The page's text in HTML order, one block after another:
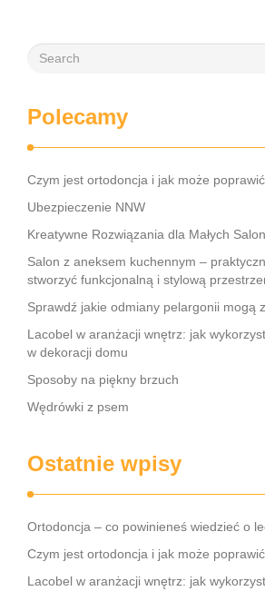
Polecamy
Czym jest ortodoncja i jak może
Ubezpieczenie NNW
Kreatywne Rozwiązania dla Małych
Salon z aneksem kuchennym –
stworzyć funkcjonalną i stylową
Sprawdź jakie odmiany pelargonii mogą
Lacobel w aranżacji wnętrz: jak
w dekoracji domu
Sposoby na piękny brzuch
Wędrówki z psem
Ostatnie wpisy
Ortodoncja – co powinieneś wiedzieć o
Czym jest ortodoncja i jak może
Lacobel w aranżacji wnętrz: jak